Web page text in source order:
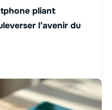
pliant
l’avenir du